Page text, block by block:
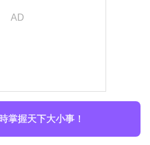
掌握天下大小事！